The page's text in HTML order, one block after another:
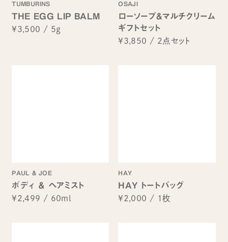
TUMBURINS
THE EGG LIP BALM
¥3,500 / 5g
OSAJI
ローソープ&マルチクリーム
ギフトセット
¥3,850 / 2点セット
PAUL & JOE
ボディ ＆ ヘアミスト
¥2,499 / 60ml
HAY
HAY トートバッグ
¥2,000 / 1枚